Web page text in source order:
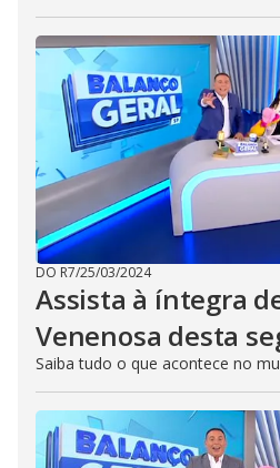
DO R7/25/03/2024
Assista à íntegra
Venenosa desta
Saiba tudo o que acontece no